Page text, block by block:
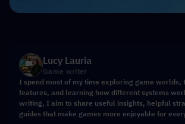
Lucy Lauria
Game writer
I spend most of my time exploring game worlds,
features, and learning how different systems
writing, I aim to share useful insights, helpful
guides that make games more enjoyable for